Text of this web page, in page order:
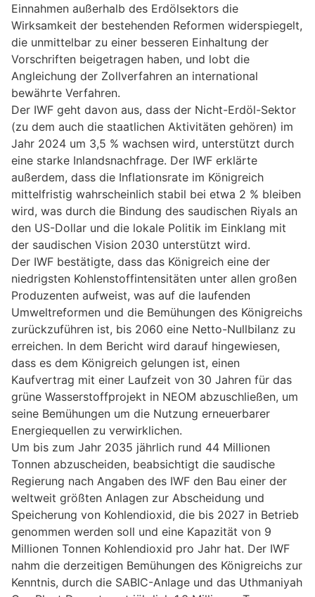
Einnahmen außerhalb des Erdölsektors die
Wirksamkeit der bestehenden Reformen widerspiegelt,
die unmittelbar zu einer besseren Einhaltung der
Vorschriften beigetragen haben, und lobt die
Angleichung der Zollverfahren an international
bewährte Verfahren.
Der IWF geht davon aus, dass der Nicht-Erdöl-Sektor
(zu dem auch die staatlichen Aktivitäten gehören) im
Jahr 2024 um 3,5 % wachsen wird, unterstützt durch
eine starke Inlandsnachfrage. Der IWF erklärte
außerdem, dass die Inflationsrate im Königreich
mittelfristig wahrscheinlich stabil bei etwa 2 % bleiben
wird, was durch die Bindung des saudischen Riyals an
den US-Dollar und die lokale Politik im Einklang mit
der saudischen Vision 2030 unterstützt wird.
Der IWF bestätigte, dass das Königreich eine der
niedrigsten Kohlenstoffintensitäten unter allen großen
Produzenten aufweist, was auf die laufenden
Umweltreformen und die Bemühungen des Königreichs
zurückzuführen ist, bis 2060 eine Netto-Nullbilanz zu
erreichen. In dem Bericht wird darauf hingewiesen,
dass es dem Königreich gelungen ist, einen
Kaufvertrag mit einer Laufzeit von 30 Jahren für das
grüne Wasserstoffprojekt in NEOM abzuschließen, um
seine Bemühungen um die Nutzung erneuerbarer
Energiequellen zu verwirklichen.
Um bis zum Jahr 2035 jährlich rund 44 Millionen
Tonnen abzuscheiden, beabsichtigt die saudische
Regierung nach Angaben des IWF den Bau einer der
weltweit größten Anlagen zur Abscheidung und
Speicherung von Kohlendioxid, die bis 2027 in Betrieb
genommen werden soll und eine Kapazität von 9
Millionen Tonnen Kohlendioxid pro Jahr hat. Der IWF
nahm die derzeitigen Bemühungen des Königreichs zur
Kenntnis, durch die SABIC-Anlage und das Uthmaniyah